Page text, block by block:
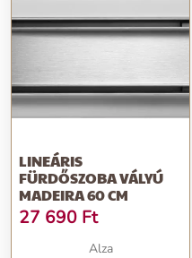
LINEÁRIS
FÜRDŐSZOBA VÁLYÚ
MADEIRA 60 CM
27 690 Ft
Alza